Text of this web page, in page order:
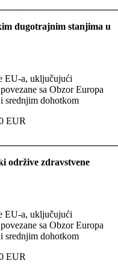
dugotrajnim stanjima u
EU-a, uključujući
sa Obzor Europa
srednjim dohotkom
EUR
održive zdravstvene
EU-a, uključujući
sa Obzor Europa
srednjim dohotkom
EUR